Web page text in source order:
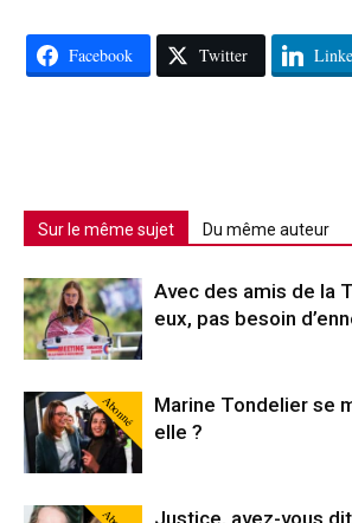
Facebook Twitter
Sur le même sujet Du même auteur
Avec des amis de la
eux, pas besoin
Abonné
Marine Tondelier se
elle ?